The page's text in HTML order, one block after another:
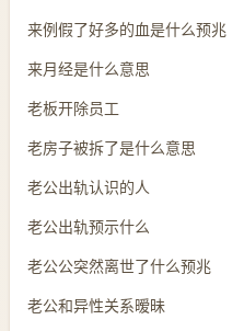
来例假了好多的血是什么预兆
来月经是什么意思
老板开除员工
老房子被拆了是什么意思
老公出轨认识的人
老公出轨预示什么
老公公突然离世了什么预兆
老公和异性关系暧昧